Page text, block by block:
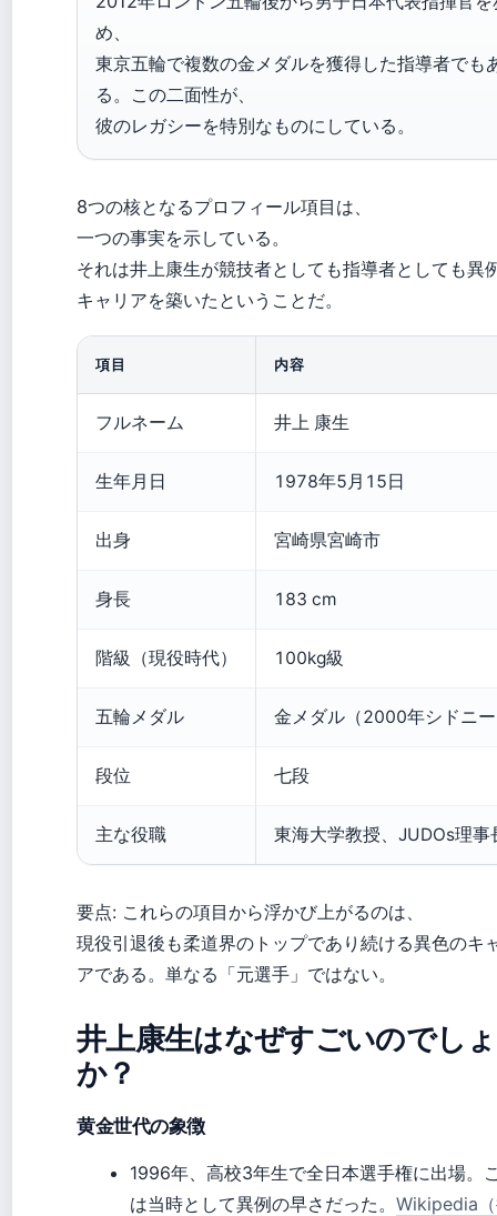
め、
東京五輪で複数の金メダルを獲得した指導者でも
る。この二面性が、
彼のレガシーを特別なものにしている。
8つの核となるプロフィール項目は、
一つの事実を示している。
それは井上康生が競技者としても指導者としても異
キャリアを築いたということだ。
項目 内容
フルネーム 井上 康生
生年月日 1978年5月15日
出身 宮崎県宮崎市
身長 183 cm
階級（現役時代） 100kg級
五輪メダル 金メダル（2000年シドニ
段位 七段
主な役職 東海大学教授、JUDOs理事
要点: これらの項目から浮かび上がるのは、
現役引退後も柔道界のトップであり続ける異色のキ
アである。単なる「元選手」ではない。
井上康生はなぜすごいのでし
か？
黄金世代の象徴
1996年、高校3年生で全日本選手権に出場。
は当時として異例の早さだった。 Wikipedia